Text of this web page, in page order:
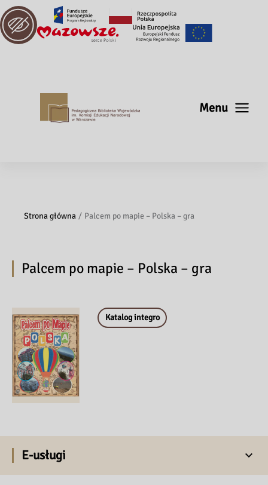
Menu
Strona główna Palcem po mapie – Polska – gra
Palcem po mapie – Polska – gra
Katalog integro
E-usługi